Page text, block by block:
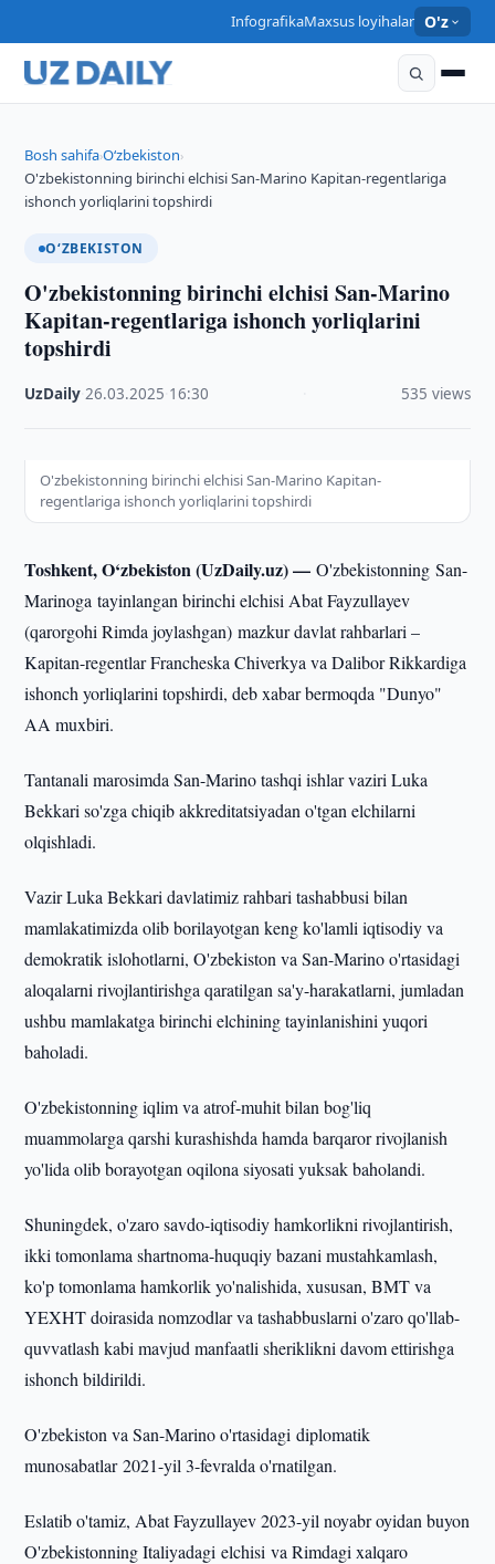
InfografikaMaxsus loyihalar O'z
Bosh sahifa›O‘zbekiston›
O'zbekistonning birinchi elchisi San-Marino Kapitan-regentlariga
ishonch yorliqlarini topshirdi
O‘ZBEKISTON
O'zbekistonning birinchi elchisi San-Marino
Kapitan-regentlariga ishonch yorliqlarini
topshirdi
UzDaily ·26.03.2025 16:30 535 views
O'zbekistonning birinchi elchisi San-Marino Kapitan-
regentlariga ishonch yorliqlarini topshirdi
Toshkent, O‘zbekiston (UzDaily.uz) —O'zbekistonning San-
Marinoga tayinlangan birinchi elchisi Abat Fayzullayev
(qarorgohi Rimda joylashgan) mazkur davlat rahbarlari –
Kapitan-regentlar Francheska Chiverkya va Dalibor Rikkardiga
ishonch yorliqlarini topshirdi, deb xabar bermoqda "Dunyo"
AA muxbiri.
Tantanali marosimda San-Marino tashqi ishlar vaziri Luka
Bekkari so'zga chiqib akkreditatsiyadan o'tgan elchilarni
olqishladi.
Vazir Luka Bekkari davlatimiz rahbari tashabbusi bilan
mamlakatimizda olib borilayotgan keng ko'lamli iqtisodiy va
demokratik islohotlarni, O'zbekiston va San-Marino o'rtasidagi
aloqalarni rivojlantirishga qaratilgan sa'y-harakatlarni, jumladan
ushbu mamlakatga birinchi elchining tayinlanishini yuqori
baholadi.
O'zbekistonning iqlim va atrof-muhit bilan bog'liq
muammolarga qarshi kurashishda hamda barqaror rivojlanish
yo'lida olib borayotgan oqilona siyosati yuksak baholandi.
Shuningdek, o'zaro savdo-iqtisodiy hamkorlikni rivojlantirish,
ikki tomonlama shartnoma-huquqiy bazani mustahkamlash,
ko'p tomonlama hamkorlik yo'nalishida, xususan, BMT va
YEXHT doirasida nomzodlar va tashabbuslarni o'zaro qo'llab-
quvvatlash kabi mavjud manfaatli sheriklikni davom ettirishga
ishonch bildirildi.
O'zbekiston va San-Marino o'rtasidagi diplomatik
munosabatlar 2021-yil 3-fevralda o'rnatilgan.
Eslatib o'tamiz, Abat Fayzullayev 2023-yil noyabr oyidan buyon
O'zbekistonning Italiyadagi elchisi va Rimdagi xalqaro